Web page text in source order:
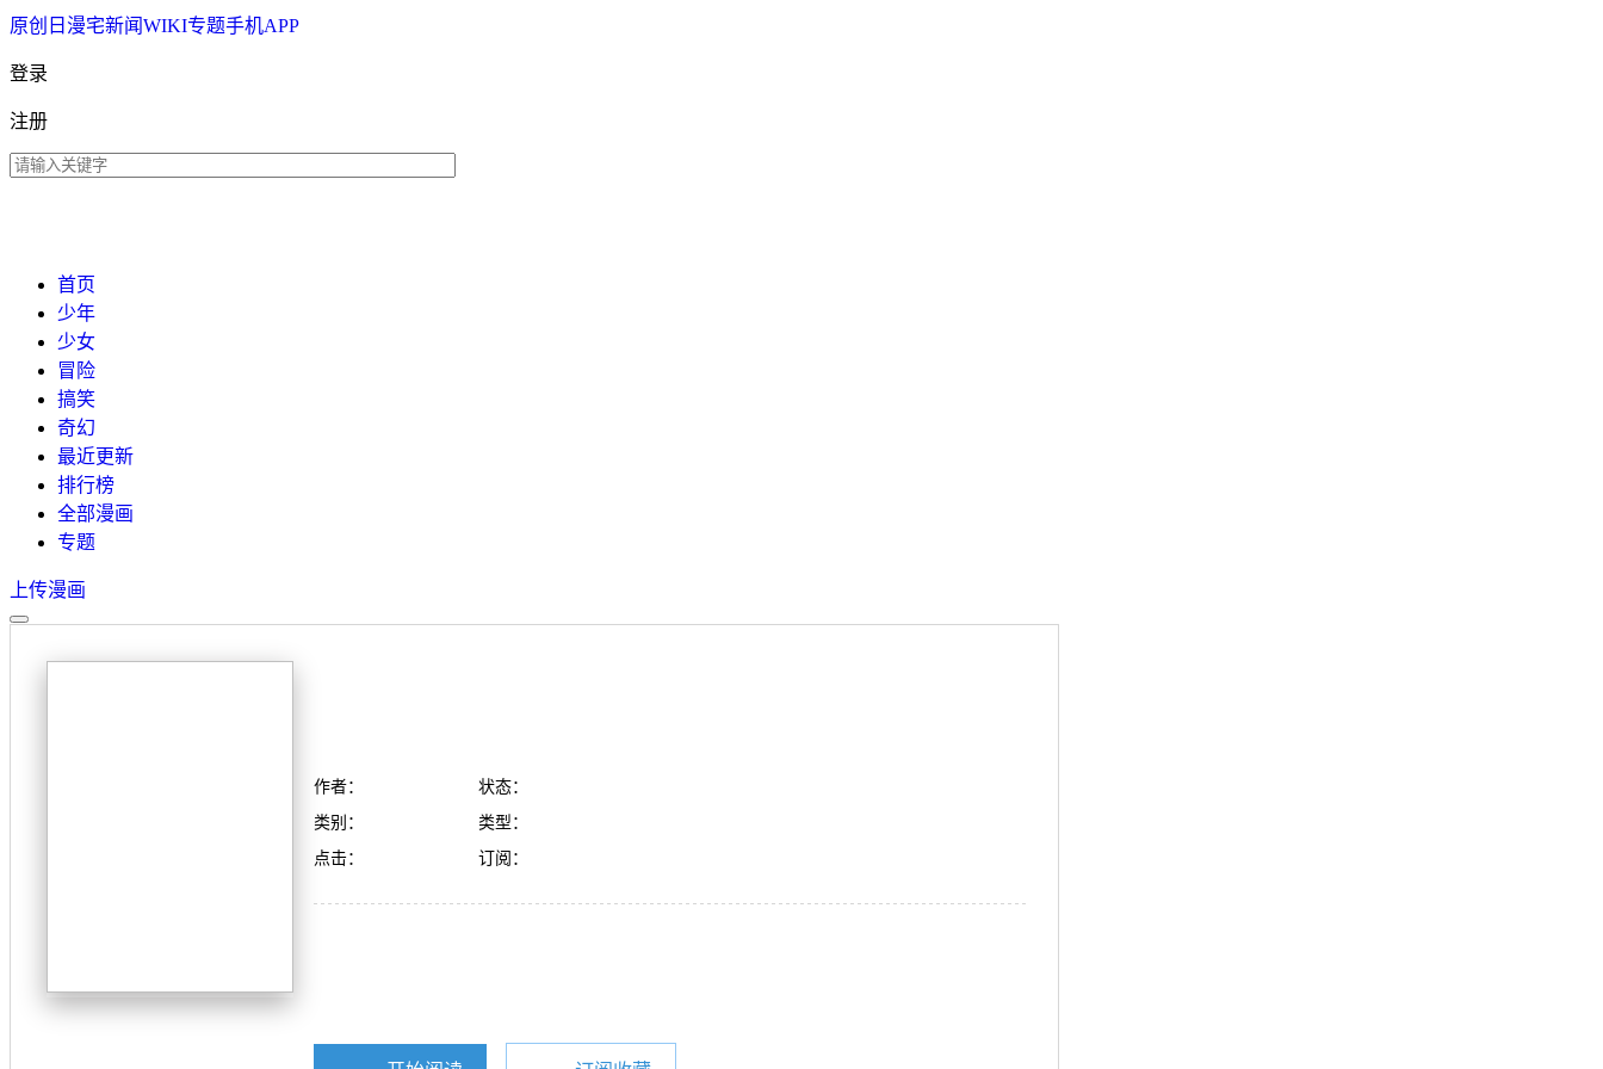
原创 日漫宅新闻WIKI专题手机APP
登录
注册
首页
少年
少女
冒险
搞笑
奇幻
最近更新
排行榜
全部漫画
专题
上传漫画
作者：
状态：
类别：
类型：
点击：
订阅：